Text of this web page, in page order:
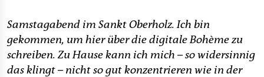
Samstagabend im Sankt Oberholz. Ich bin
gekommen, um hier über die digitale Bohème zu
schreiben. Zu Hause kann ich mich – so widersinnig
das klingt – nicht so gut konzentrieren wie in der